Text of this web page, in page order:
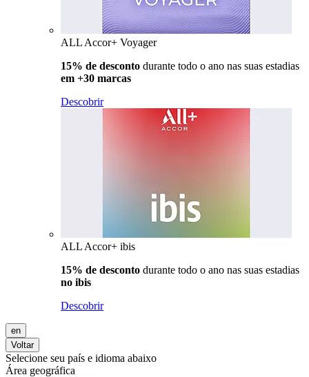
ALL Accor+ Voyager
15% de desconto durante todo o ano nas suas estadias
em +30 marcas
Descobrir
ALL Accor+ ibis
15% de desconto durante todo o ano nas suas estadias
no ibis
Descobrir
en
Voltar
Selecione seu país e idioma abaixo
Área geográfica